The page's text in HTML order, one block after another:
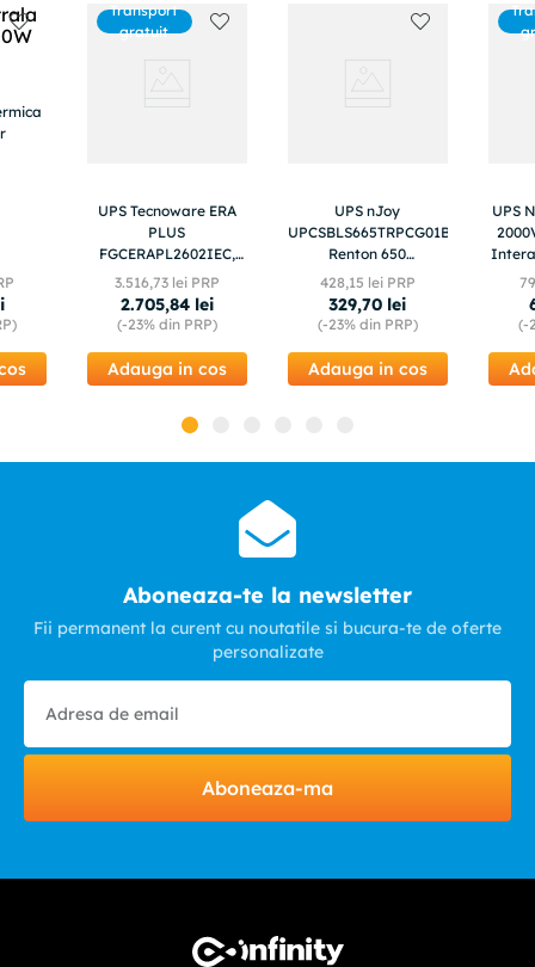
Transport
gratuit
UPS Tecnoware ERA
PLUS
FGCERAPL2602IEC,
2600VA
3.516,73lei PRP
2.705,84 lei
(-23%din PRP)
Adauga in cos
UPS nJoy
UPCSBLS665TRPCG01B
Renton 650
PLUS,650VA/360W,
AVR, 4 Prize Schuko,
incarcator rapid - 30W
428,15 lei PRP
329,70 lei
(-23%din PRP)
Adauga in cos
UPS
(-
Aboneaza-te la newsletter
Fii permanent la curent cu noutatile si bucura-te de oferte
personalizate
Aboneaza-ma